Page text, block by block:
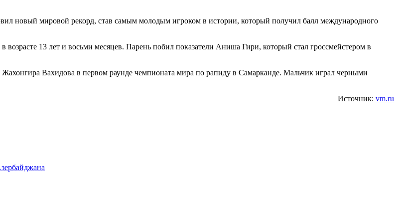
новый мировой рекорд, став самым молодым игроком в истории, который получил балл международного
13 лет и восьми месяцев. Парень побил показатели Аниша Гири, который стал гроссмейстером в
Вахидова в первом раунде чемпионата мира по рапиду в Самарканде. Мальчик играл черными
Источник: vm.ru